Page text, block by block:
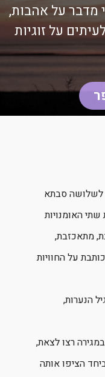
מדבר על אהבות,
על זוגיות
לשלושה סבתא
האומנויות
מתאכזבת,
על החוויות
הנערות,
רצו לצאת,
הציפו אותה